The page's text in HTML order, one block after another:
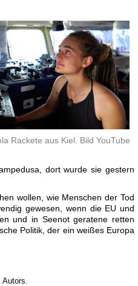
Rackete aus Kiel. Bild YouTube
dort wurde sie gestern
wollen, wie Menschen der Tod
gewesen, wenn die EU und
und in Seenot geratene retten
Politik, der ein weißes Europa